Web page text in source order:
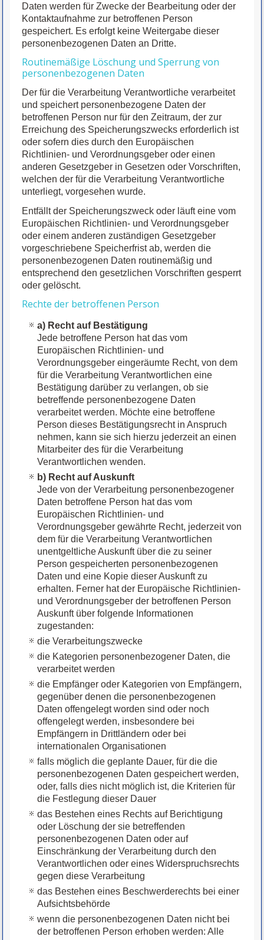
Daten werden für Zwecke der Bearbeitung oder der
Kontaktaufnahme zur betroffenen Person
gespeichert. Es erfolgt keine Weitergabe dieser
personenbezogenen Daten an Dritte.
Routinemäßige Löschung und Sperrung von
personenbezogenen Daten
Der für die Verarbeitung Verantwortliche verarbeitet
und speichert personenbezogene Daten der
betroffenen Person nur für den Zeitraum, der zur
Erreichung des Speicherungszwecks erforderlich ist
oder sofern dies durch den Europäischen
Richtlinien- und Verordnungsgeber oder einen
anderen Gesetzgeber in Gesetzen oder Vorschriften,
welchen der für die Verarbeitung Verantwortliche
unterliegt, vorgesehen wurde.
Entfällt der Speicherungszweck oder läuft eine vom
Europäischen Richtlinien- und Verordnungsgeber
oder einem anderen zuständigen Gesetzgeber
vorgeschriebene Speicherfrist ab, werden die
personenbezogenen Daten routinemäßig und
entsprechend den gesetzlichen Vorschriften gesperrt
oder gelöscht.
Rechte der betroffenen Person
a) Recht auf Bestätigung
Jede betroffene Person hat das vom
Europäischen Richtlinien- und
Verordnungsgeber eingeräumte Recht, von dem
für die Verarbeitung Verantwortlichen eine
Bestätigung darüber zu verlangen, ob sie
betreffende personenbezogene Daten
verarbeitet werden. Möchte eine betroffene
Person dieses Bestätigungsrecht in Anspruch
nehmen, kann sie sich hierzu jederzeit an einen
Mitarbeiter des für die Verarbeitung
Verantwortlichen wenden.
b) Recht auf Auskunft
Jede von der Verarbeitung personenbezogener
Daten betroffene Person hat das vom
Europäischen Richtlinien- und
Verordnungsgeber gewährte Recht, jederzeit von
dem für die Verarbeitung Verantwortlichen
unentgeltliche Auskunft über die zu seiner
Person gespeicherten personenbezogenen
Daten und eine Kopie dieser Auskunft zu
erhalten. Ferner hat der Europäische Richtlinien-
und Verordnungsgeber der betroffenen Person
Auskunft über folgende Informationen
zugestanden:
die Verarbeitungszwecke
die Kategorien personenbezogener Daten, die
verarbeitet werden
die Empfänger oder Kategorien von Empfängern,
gegenüber denen die personenbezogenen
Daten offengelegt worden sind oder noch
offengelegt werden, insbesondere bei
Empfängern in Drittländern oder bei
internationalen Organisationen
falls möglich die geplante Dauer, für die die
personenbezogenen Daten gespeichert werden,
oder, falls dies nicht möglich ist, die Kriterien für
die Festlegung dieser Dauer
das Bestehen eines Rechts auf Berichtigung
oder Löschung der sie betreffenden
personenbezogenen Daten oder auf
Einschränkung der Verarbeitung durch den
Verantwortlichen oder eines Widerspruchsrechts
gegen diese Verarbeitung
das Bestehen eines Beschwerderechts bei einer
Aufsichtsbehörde
wenn die personenbezogenen Daten nicht bei
der betroffenen Person erhoben werden: Alle